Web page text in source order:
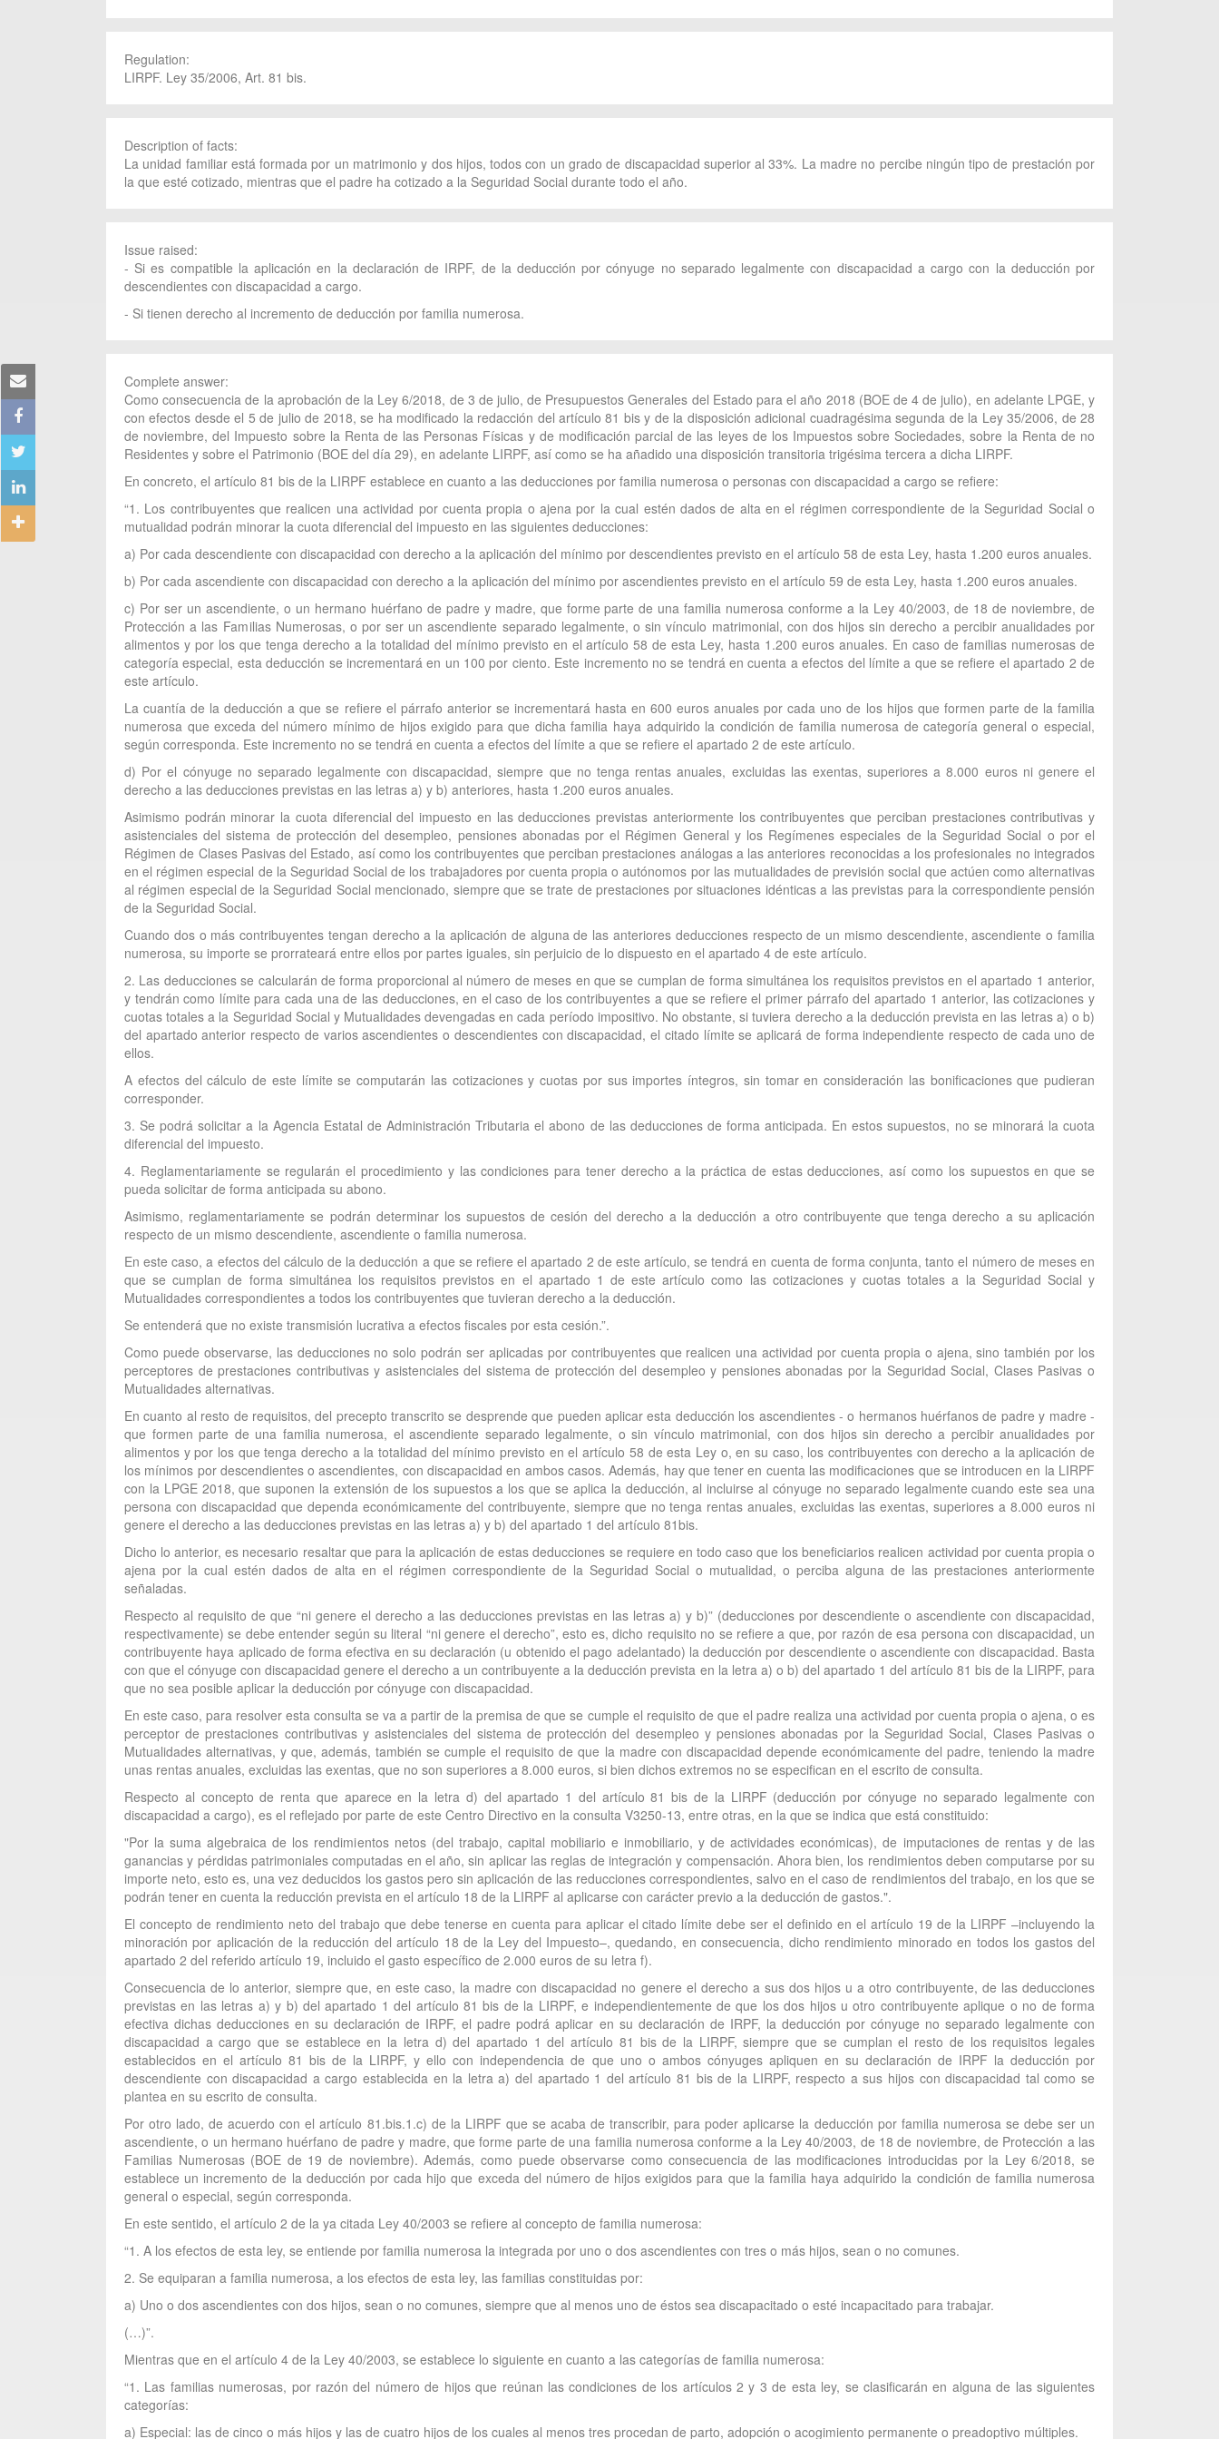
Regulation:
LIRPF. Ley 35/2006, Art. 81 bis.
Description of facts:
La unidad familiar está formada por un matrimonio y dos hijos, todos con un grado de discapacidad superior al 33%. La madre no percibe ningún tipo de prestación por
la que esté cotizado, mientras que el padre ha cotizado a la Seguridad Social durante todo el año.
Issue raised:
- Si es compatible la aplicación en la declaración de IRPF, de la deducción por cónyuge no separado legalmente con discapacidad a cargo con la deducción por
descendientes con discapacidad a cargo.
- Si tienen derecho al incremento de deducción por familia numerosa.
Complete answer:
Como consecuencia de la aprobación de la Ley 6/2018, de 3 de julio, de Presupuestos Generales del Estado para el año 2018 (BOE de 4 de julio), en adelante LPGE, y
con efectos desde el 5 de julio de 2018, se ha modificado la redacción del artículo 81 bis y de la disposición adicional cuadragésima segunda de la Ley 35/2006, de 28
de noviembre, del Impuesto sobre la Renta de las Personas Físicas y de modificación parcial de las leyes de los Impuestos sobre Sociedades, sobre la Renta de no
Residentes y sobre el Patrimonio (BOE del día 29), en adelante LIRPF, así como se ha añadido una disposición transitoria trigésima tercera a dicha LIRPF.
En concreto, el artículo 81 bis de la LIRPF establece en cuanto a las deducciones por familia numerosa o personas con discapacidad a cargo se refiere:
“1. Los contribuyentes que realicen una actividad por cuenta propia o ajena por la cual estén dados de alta en el régimen correspondiente de la Seguridad Social o
mutualidad podrán minorar la cuota diferencial del impuesto en las siguientes deducciones:
a) Por cada descendiente con discapacidad con derecho a la aplicación del mínimo por descendientes previsto en el artículo 58 de esta Ley, hasta 1.200 euros anuales.
b) Por cada ascendiente con discapacidad con derecho a la aplicación del mínimo por ascendientes previsto en el artículo 59 de esta Ley, hasta 1.200 euros anuales.
c) Por ser un ascendiente, o un hermano huérfano de padre y madre, que forme parte de una familia numerosa conforme a la Ley 40/2003, de 18 de noviembre, de
Protección a las Familias Numerosas, o por ser un ascendiente separado legalmente, o sin vínculo matrimonial, con dos hijos sin derecho a percibir anualidades por
alimentos y por los que tenga derecho a la totalidad del mínimo previsto en el artículo 58 de esta Ley, hasta 1.200 euros anuales. En caso de familias numerosas de
categoría especial, esta deducción se incrementará en un 100 por ciento. Este incremento no se tendrá en cuenta a efectos del límite a que se refiere el apartado 2 de
este artículo.
La cuantía de la deducción a que se refiere el párrafo anterior se incrementará hasta en 600 euros anuales por cada uno de los hijos que formen parte de la familia
numerosa que exceda del número mínimo de hijos exigido para que dicha familia haya adquirido la condición de familia numerosa de categoría general o especial,
según corresponda. Este incremento no se tendrá en cuenta a efectos del límite a que se refiere el apartado 2 de este artículo.
d) Por el cónyuge no separado legalmente con discapacidad, siempre que no tenga rentas anuales, excluidas las exentas, superiores a 8.000 euros ni genere el
derecho a las deducciones previstas en las letras a) y b) anteriores, hasta 1.200 euros anuales.
Asimismo podrán minorar la cuota diferencial del impuesto en las deducciones previstas anteriormente los contribuyentes que perciban prestaciones contributivas y
asistenciales del sistema de protección del desempleo, pensiones abonadas por el Régimen General y los Regímenes especiales de la Seguridad Social o por el
Régimen de Clases Pasivas del Estado, así como los contribuyentes que perciban prestaciones análogas a las anteriores reconocidas a los profesionales no integrados
en el régimen especial de la Seguridad Social de los trabajadores por cuenta propia o autónomos por las mutualidades de previsión social que actúen como alternativas
al régimen especial de la Seguridad Social mencionado, siempre que se trate de prestaciones por situaciones idénticas a las previstas para la correspondiente pensión
de la Seguridad Social.
Cuando dos o más contribuyentes tengan derecho a la aplicación de alguna de las anteriores deducciones respecto de un mismo descendiente, ascendiente o familia
numerosa, su importe se prorrateará entre ellos por partes iguales, sin perjuicio de lo dispuesto en el apartado 4 de este artículo.
2. Las deducciones se calcularán de forma proporcional al número de meses en que se cumplan de forma simultánea los requisitos previstos en el apartado 1 anterior,
y tendrán como límite para cada una de las deducciones, en el caso de los contribuyentes a que se refiere el primer párrafo del apartado 1 anterior, las cotizaciones y
cuotas totales a la Seguridad Social y Mutualidades devengadas en cada período impositivo. No obstante, si tuviera derecho a la deducción prevista en las letras a) o b)
del apartado anterior respecto de varios ascendientes o descendientes con discapacidad, el citado límite se aplicará de forma independiente respecto de cada uno de
ellos.
A efectos del cálculo de este límite se computarán las cotizaciones y cuotas por sus importes íntegros, sin tomar en consideración las bonificaciones que pudieran
corresponder.
3. Se podrá solicitar a la Agencia Estatal de Administración Tributaria el abono de las deducciones de forma anticipada. En estos supuestos, no se minorará la cuota
diferencial del impuesto.
4. Reglamentariamente se regularán el procedimiento y las condiciones para tener derecho a la práctica de estas deducciones, así como los supuestos en que se
pueda solicitar de forma anticipada su abono.
Asimismo, reglamentariamente se podrán determinar los supuestos de cesión del derecho a la deducción a otro contribuyente que tenga derecho a su aplicación
respecto de un mismo descendiente, ascendiente o familia numerosa.
En este caso, a efectos del cálculo de la deducción a que se refiere el apartado 2 de este artículo, se tendrá en cuenta de forma conjunta, tanto el número de meses en
que se cumplan de forma simultánea los requisitos previstos en el apartado 1 de este artículo como las cotizaciones y cuotas totales a la Seguridad Social y
Mutualidades correspondientes a todos los contribuyentes que tuvieran derecho a la deducción.
Se entenderá que no existe transmisión lucrativa a efectos fiscales por esta cesión.”.
Como puede observarse, las deducciones no solo podrán ser aplicadas por contribuyentes que realicen una actividad por cuenta propia o ajena, sino también por los
perceptores de prestaciones contributivas y asistenciales del sistema de protección del desempleo y pensiones abonadas por la Seguridad Social, Clases Pasivas o
Mutualidades alternativas.
En cuanto al resto de requisitos, del precepto transcrito se desprende que pueden aplicar esta deducción los ascendientes - o hermanos huérfanos de padre y madre -
que formen parte de una familia numerosa, el ascendiente separado legalmente, o sin vínculo matrimonial, con dos hijos sin derecho a percibir anualidades por
alimentos y por los que tenga derecho a la totalidad del mínimo previsto en el artículo 58 de esta Ley o, en su caso, los contribuyentes con derecho a la aplicación de
los mínimos por descendientes o ascendientes, con discapacidad en ambos casos. Además, hay que tener en cuenta las modificaciones que se introducen en la LIRPF
con la LPGE 2018, que suponen la extensión de los supuestos a los que se aplica la deducción, al incluirse al cónyuge no separado legalmente cuando este sea una
persona con discapacidad que dependa económicamente del contribuyente, siempre que no tenga rentas anuales, excluidas las exentas, superiores a 8.000 euros ni
genere el derecho a las deducciones previstas en las letras a) y b) del apartado 1 del artículo 81bis.
Dicho lo anterior, es necesario resaltar que para la aplicación de estas deducciones se requiere en todo caso que los beneficiarios realicen actividad por cuenta propia o
ajena por la cual estén dados de alta en el régimen correspondiente de la Seguridad Social o mutualidad, o perciba alguna de las prestaciones anteriormente
señaladas.
Respecto al requisito de que “ni genere el derecho a las deducciones previstas en las letras a) y b)” (deducciones por descendiente o ascendiente con discapacidad,
respectivamente) se debe entender según su literal “ni genere el derecho”, esto es, dicho requisito no se refiere a que, por razón de esa persona con discapacidad, un
contribuyente haya aplicado de forma efectiva en su declaración (u obtenido el pago adelantado) la deducción por descendiente o ascendiente con discapacidad. Basta
con que el cónyuge con discapacidad genere el derecho a un contribuyente a la deducción prevista en la letra a) o b) del apartado 1 del artículo 81 bis de la LIRPF, para
que no sea posible aplicar la deducción por cónyuge con discapacidad.
En este caso, para resolver esta consulta se va a partir de la premisa de que se cumple el requisito de que el padre realiza una actividad por cuenta propia o ajena, o es
perceptor de prestaciones contributivas y asistenciales del sistema de protección del desempleo y pensiones abonadas por la Seguridad Social, Clases Pasivas o
Mutualidades alternativas, y que, además, también se cumple el requisito de que la madre con discapacidad depende económicamente del padre, teniendo la madre
unas rentas anuales, excluidas las exentas, que no son superiores a 8.000 euros, si bien dichos extremos no se especifican en el escrito de consulta.
Respecto al concepto de renta que aparece en la letra d) del apartado 1 del artículo 81 bis de la LIRPF (deducción por cónyuge no separado legalmente con
discapacidad a cargo), es el reflejado por parte de este Centro Directivo en la consulta V3250-13, entre otras, en la que se indica que está constituido:
"Por la suma algebraica de los rendimientos netos (del trabajo, capital mobiliario e inmobiliario, y de actividades económicas), de imputaciones de rentas y de las
ganancias y pérdidas patrimoniales computadas en el año, sin aplicar las reglas de integración y compensación. Ahora bien, los rendimientos deben computarse por su
importe neto, esto es, una vez deducidos los gastos pero sin aplicación de las reducciones correspondientes, salvo en el caso de rendimientos del trabajo, en los que se
podrán tener en cuenta la reducción prevista en el artículo 18 de la LIRPF al aplicarse con carácter previo a la deducción de gastos.".
El concepto de rendimiento neto del trabajo que debe tenerse en cuenta para aplicar el citado límite debe ser el definido en el artículo 19 de la LIRPF –incluyendo la
minoración por aplicación de la reducción del artículo 18 de la Ley del Impuesto–, quedando, en consecuencia, dicho rendimiento minorado en todos los gastos del
apartado 2 del referido artículo 19, incluido el gasto específico de 2.000 euros de su letra f).
Consecuencia de lo anterior, siempre que, en este caso, la madre con discapacidad no genere el derecho a sus dos hijos u a otro contribuyente, de las deducciones
previstas en las letras a) y b) del apartado 1 del artículo 81 bis de la LIRPF, e independientemente de que los dos hijos u otro contribuyente aplique o no de forma
efectiva dichas deducciones en su declaración de IRPF, el padre podrá aplicar en su declaración de IRPF, la deducción por cónyuge no separado legalmente con
discapacidad a cargo que se establece en la letra d) del apartado 1 del artículo 81 bis de la LIRPF, siempre que se cumplan el resto de los requisitos legales
establecidos en el artículo 81 bis de la LIRPF, y ello con independencia de que uno o ambos cónyuges apliquen en su declaración de IRPF la deducción por
descendiente con discapacidad a cargo establecida en la letra a) del apartado 1 del artículo 81 bis de la LIRPF, respecto a sus hijos con discapacidad tal como se
plantea en su escrito de consulta.
Por otro lado, de acuerdo con el artículo 81.bis.1.c) de la LIRPF que se acaba de transcribir, para poder aplicarse la deducción por familia numerosa se debe ser un
ascendiente, o un hermano huérfano de padre y madre, que forme parte de una familia numerosa conforme a la Ley 40/2003, de 18 de noviembre, de Protección a las
Familias Numerosas (BOE de 19 de noviembre). Además, como puede observarse como consecuencia de las modificaciones introducidas por la Ley 6/2018, se
establece un incremento de la deducción por cada hijo que exceda del número de hijos exigidos para que la familia haya adquirido la condición de familia numerosa
general o especial, según corresponda.
En este sentido, el artículo 2 de la ya citada Ley 40/2003 se refiere al concepto de familia numerosa:
“1. A los efectos de esta ley, se entiende por familia numerosa la integrada por uno o dos ascendientes con tres o más hijos, sean o no comunes.
2. Se equiparan a familia numerosa, a los efectos de esta ley, las familias constituidas por:
a) Uno o dos ascendientes con dos hijos, sean o no comunes, siempre que al menos uno de éstos sea discapacitado o esté incapacitado para trabajar.
(…)”.
Mientras que en el artículo 4 de la Ley 40/2003, se establece lo siguiente en cuanto a las categorías de familia numerosa:
“1. Las familias numerosas, por razón del número de hijos que reúnan las condiciones de los artículos 2 y 3 de esta ley, se clasificarán en alguna de las siguientes
categorías:
a) Especial: las de cinco o más hijos y las de cuatro hijos de los cuales al menos tres procedan de parto, adopción o acogimiento permanente o preadoptivo múltiples.